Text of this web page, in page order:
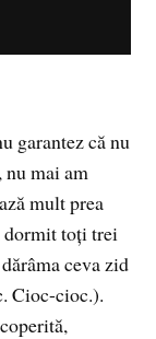
garantez că nu
mai am
mult prea
dormit toți trei
ceva zid
Cioc-cioc.).